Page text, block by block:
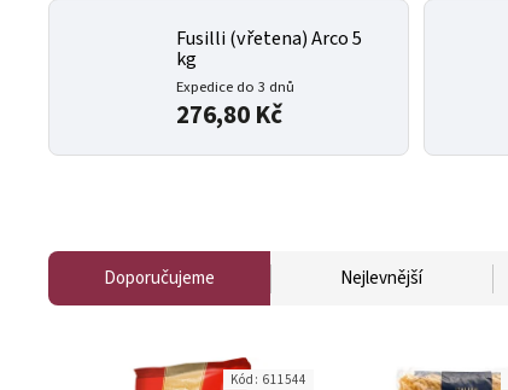
Fusilli (vřetena) Arco 5
kg
Expedice do 3 dnů
276,80 Kč
Doporučujeme Nejlevnější
Kód: 611544